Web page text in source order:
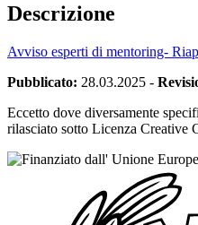
Descrizione
Avviso esperti di mentoring-
Pubblicato: 28.03.2025 -
Eccetto dove diversamente
rilasciato sotto Licenza Creative